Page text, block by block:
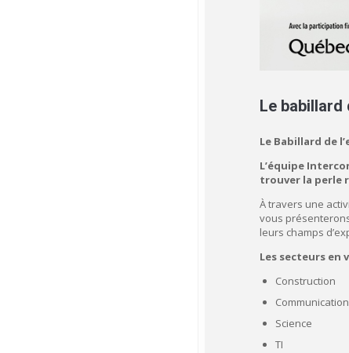
Le babillard
Le Babillard de
L’équipe
trouver la perle
À travers une
vous
leurs champs
Les secteurs
Construction
Science
TI